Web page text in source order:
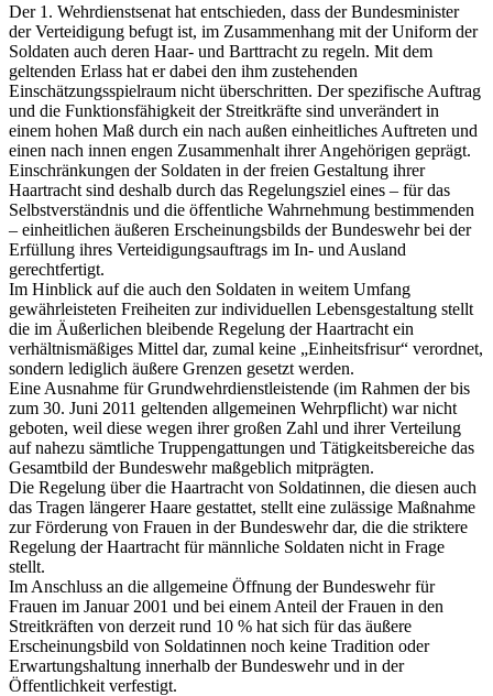
Der 1. Wehrdienstsenat hat entschieden, dass der Bundesminister
der Verteidigung befugt ist, im Zusammenhang mit der Uniform der
Soldaten auch deren Haar- und Barttracht zu regeln. Mit dem
geltenden Erlass hat er dabei den ihm zustehenden
Einschätzungsspielraum nicht überschritten. Der spezifische Auftrag
und die Funktionsfähigkeit der Streitkräfte sind unverändert in
einem hohen Maß durch ein nach außen einheitliches Auftreten und
einen nach innen engen Zusammenhalt ihrer Angehörigen geprägt.
Einschränkungen der Soldaten in der freien Gestaltung ihrer
Haartracht sind deshalb durch das Regelungsziel eines – für das
Selbstverständnis und die öffentliche Wahrnehmung bestimmenden
– einheitlichen äußeren Erscheinungsbilds der Bundeswehr bei der
Erfüllung ihres Verteidigungsauftrags im In- und Ausland
gerechtfertigt.
Im Hinblick auf die auch den Soldaten in weitem Umfang
gewährleisteten Freiheiten zur individuellen Lebensgestaltung stellt
die im Äußerlichen bleibende Regelung der Haartracht ein
verhältnismäßiges Mittel dar, zumal keine „Einheitsfrisur“ verordnet,
sondern lediglich äußere Grenzen gesetzt werden.
Eine Ausnahme für Grundwehrdienstleistende (im Rahmen der bis
zum 30. Juni 2011 geltenden allgemeinen Wehrpflicht) war nicht
geboten, weil diese wegen ihrer großen Zahl und ihrer Verteilung
auf nahezu sämtliche Truppengattungen und Tätigkeitsbereiche das
Gesamtbild der Bundeswehr maßgeblich mitprägten.
Die Regelung über die Haartracht von Soldatinnen, die diesen auch
das Tragen längerer Haare gestattet, stellt eine zulässige Maßnahme
zur Förderung von Frauen in der Bundeswehr dar, die die striktere
Regelung der Haartracht für männliche Soldaten nicht in Frage
stellt.
Im Anschluss an die allgemeine Öffnung der Bundeswehr für
Frauen im Januar 2001 und bei einem Anteil der Frauen in den
Streitkräften von derzeit rund 10 % hat sich für das äußere
Erscheinungsbild von Soldatinnen noch keine Tradition oder
Erwartungshaltung innerhalb der Bundeswehr und in der
Öffentlichkeit verfestigt.